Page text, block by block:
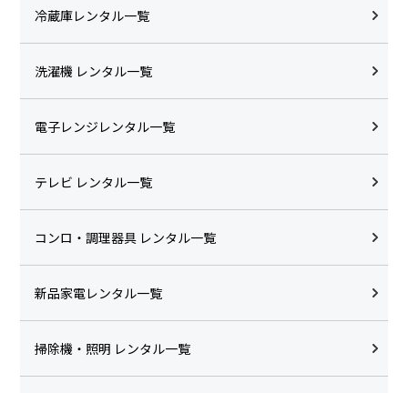
冷蔵庫レンタル一覧
洗濯機 レンタル一覧
電子レンジレンタル一覧
テレビ レンタル一覧
コンロ・調理器具 レンタル一覧
新品家電レンタル一覧
掃除機・照明 レンタル一覧